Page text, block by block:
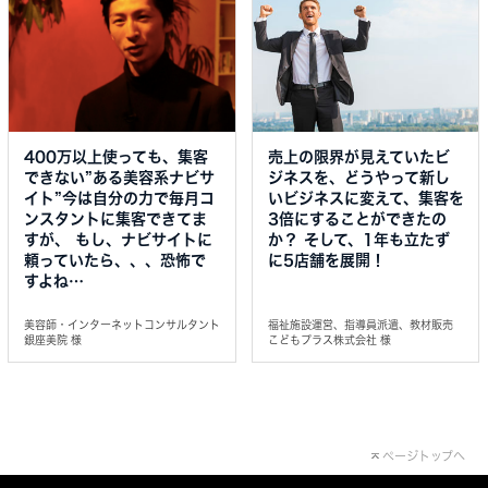
400万以上使っても、集客
できない”ある美容系ナビサ
イト”今は自分の力で毎月コ
ンスタントに集客できてま
すが、 もし、ナビサイトに
頼っていたら、、、恐怖で
すよね…
美容師・インターネットコンサルタント
銀座美院 様
売上の限界が見えていたビ
ジネスを、どうやって新し
いビジネスに変えて、集客を
3倍にすることができたの
か？ そして、1年も立たず
に5店舗を展開！
福祉施設運営、指導員派遣、教材販売
こどもプラス株式会社 様
ページトップへ